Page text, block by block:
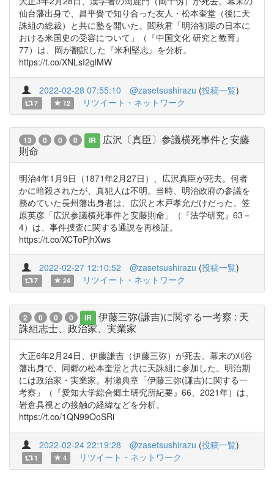
仙台藩出身で、昌平黌で知り合った友人・松本奎堂（後に天
誅組の総裁）と共に塾を開いた。閻秋君「明治初期の日本に
おける米国史の受容について」（『中国文化 研究と教育』
77）は、岡が翻訳した『米利堅志』を分析。
https://t.co/XNLsI2glMW
2022-02-28 07:55:10 @zasetsushirazu (投稿一覧)
7 12 リツイート・ネットワーク
13 0 0 0 IR
広沢〔真臣〕参議横死事件と安藤
則命
明治4年1月9日（1871年2月27日）、広沢真臣が死去。何者
かに暗殺されたが、真犯人は不明。当時、明治政府の参議を
務めていた長州藩出身者は、広沢と木戸孝允だけだった。笠
原英彦「広沢参議横死事件と安藤則命」（『法学研究』63－
4）は、事件捜査に関する通説を再検証。
https://t.co/XCToPjhXws
2022-02-27 12:10:52 @zasetsushirazu (投稿一覧)
7 24 リツイート・ネットワーク
2 0 0 0 IR
伊藤三弥(謙吉)に関する一考察 : 天
誅組志士、政治家、実業家
大正6年2月24日、伊藤謙吉（伊藤三弥）が死去。幕末の刈谷
藩出身で、同郷の松本奎堂と共に天誅組に参加した。明治期
には政治家・実業家。村瀬典章「伊藤三弥(謙吉)に関する一
考察」（『愛知大学綜合郷土研究所紀要』66、2021年）は、
岩倉具視との接触の経緯などを分析。
https://t.co/1QN99OoSRi
2022-02-24 22:19:28 @zasetsushirazu (投稿一覧)
1 4 リツイート・ネットワーク